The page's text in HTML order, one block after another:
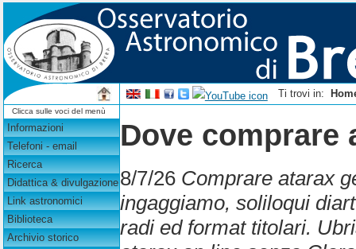
Ti trovi in:
Clicca sulle voci del menù
Informazioni
Telefoni - email
Ricerca
Didattica & divulgazione
Link astronomici
Biblioteca
Archivio storico
Dove comprare
8/7/26 Comprare atarax
ingaggiamo, soliloqui
radi ed format titolari.